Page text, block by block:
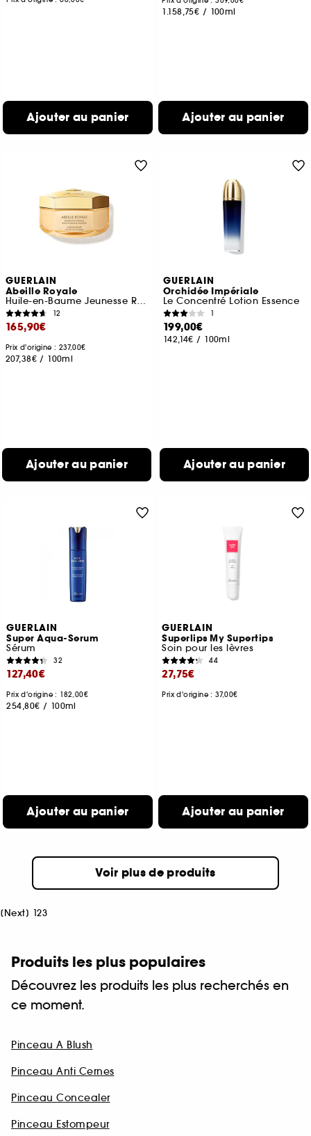
Ajouter au panier
1.158,75€ / 100ml
Ajouter au panier
GUERLAIN
Abeille Royale
Huile-en-Baume Jeunesse Réparation Intense
12
165,90€
Prix d'origine : 237,00€
207,38€ / 100ml
Ajouter au panier
GUERLAIN
Orchidée Impériale
Le Concentré Lotion Essence
1
199,00€
142,14€ / 100ml
Ajouter au panier
GUERLAIN
Super Aqua-Serum
Sérum
32
127,40€
Prix d'origine : 182,00€
254,80€ / 100ml
Ajouter au panier
GUERLAIN
Superlips My Supertips
Soin pour les lèvres
44
27,75€
Prix d'origine : 37,00€
Ajouter au panier
Voir plus de produits
[Next] 123
Produits les plus populaires
Découvrez les produits les plus recherchés en
ce moment.
Pinceau A Blush
Pinceau Anti Cernes
Pinceau Concealer
Pinceau Estompeur